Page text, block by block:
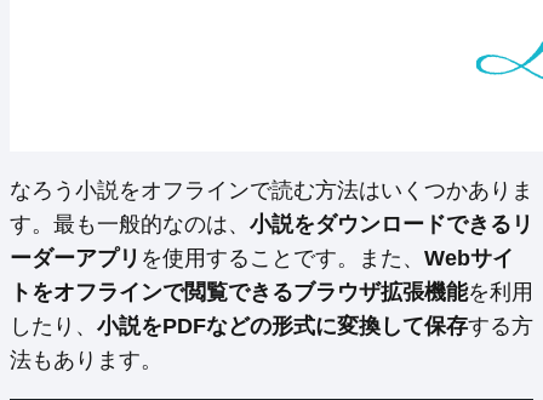
なろう小説をオフラインで読む方法はいくつかありま
す。最も一般的なのは、 小説をダウンロードできるリ
ーダーアプリ を使用することです。また、 Webサイ
トをオフラインで閲覧できるブラウザ拡張機能を利用
したり、 小説をPDFなどの形式に変換して保存する方
法もあります。